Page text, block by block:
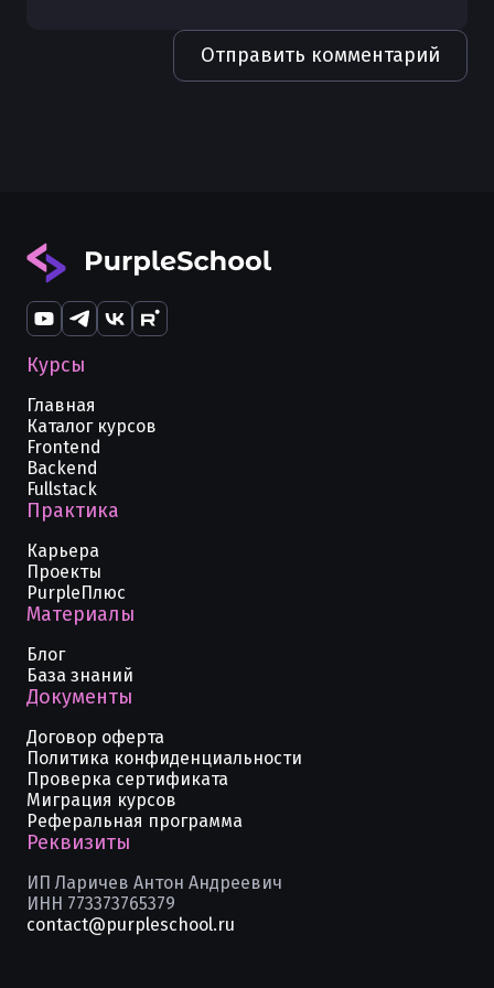
Отправить комментарий
Курсы
Главная
Каталог курсов
Frontend
Backend
Fullstack
Практика
Карьера
Проекты
PurpleПлюс
Материалы
Блог
База знаний
Документы
Договор оферта
Политика конфиденциальности
Проверка сертификата
Миграция курсов
Реферальная программа
Реквизиты
ИП Ларичев Антон Андреевич
ИНН 773373765379
contact@purpleschool.ru